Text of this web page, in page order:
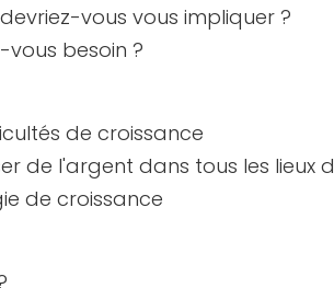
vous vous impliquer ?
vous besoin ?
de croissance
de l'argent dans tous les lieux
de croissance